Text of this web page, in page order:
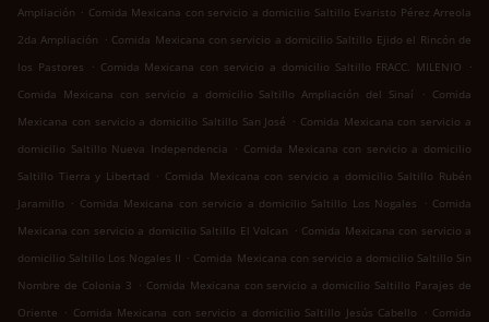
Ampliación . Comida Mexicana con servicio a domicilio Saltillo Evaristo Pérez Arreola
2da Ampliación . Comida Mexicana con servicio a domicilio Saltillo Ejido el Rincón de
los Pastores
. Comida Mexicana con servicio a domicilio Saltillo FRACC. MILENIO
.
Comida Mexicana con servicio a domicilio Saltillo Ampliación del Sinaí
. Comida
Mexicana con servicio a domicilio Saltillo San José . Comida Mexicana con servicio a
domicilio Saltillo Nueva Independencia . Comida Mexicana con servicio a domicilio
Saltillo Tierra y Libertad . Comida Mexicana con servicio a domicilio Saltillo Rubén
Jaramillo . Comida Mexicana con servicio a domicilio Saltillo Los Nogales . Comida
Mexicana con servicio a domicilio Saltillo El Volcan . Comida Mexicana con servicio a
domicilio Saltillo Los Nogales II . Comida Mexicana con servicio a domicilio Saltillo Sin
Nombre de Colonia 3 . Comida Mexicana con servicio a domicilio Saltillo Parajes de
Oriente . Comida Mexicana con servicio a domicilio Saltillo Jesús Cabello . Comida